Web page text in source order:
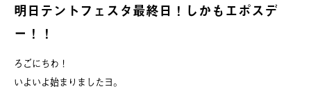
明日テントフェスタ最終日！しかもエポスデ
ー！！
ろごにちわ！
いよいよ始まりましたヨ。